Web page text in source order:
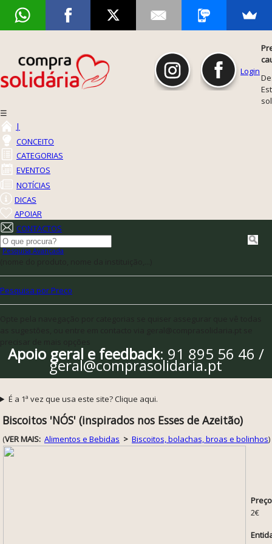
Login
☰
|
CONCEITO
CATEGORIAS
EVENTOS
NOTÍCIAS
DICAS
APOIAR
CONTACTOS
Pesquisa Avançada
Pesquisa por Preço
Apoio geral e feedback: 91 895 56 46 /
geral@comprasolidaria.pt
É a 1ª vez que usa este site? Clique aqui.
Biscoitos 'NÓS' (inspirados nos Esses de Azeitão)
(VER MAIS: Alimentos e Bebidas > Biscoitos, bolachas, broas e bolinhos)
2€